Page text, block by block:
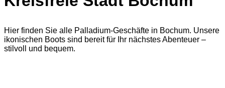
Hier finden Sie alle Palladium-Geschäfte in Bochum. Unsere
ikonischen Boots sind bereit für Ihr nächstes Abenteuer –
stilvoll und bequem.